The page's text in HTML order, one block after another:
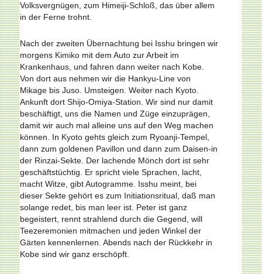
Volksvergnügen, zum Himeiji-Schloß, das über allem
in der Ferne trohnt.
Nach der zweiten Übernachtung bei Isshu bringen wir
morgens Kimiko mit dem Auto zur Arbeit im
Krankenhaus, und fahren dann weiter nach Kobe.
Von dort aus nehmen wir die Hankyu-Line von
Mikage bis Juso. Umsteigen. Weiter nach Kyoto.
Ankunft dort Shijo-Omiya-Station. Wir sind nur damit
beschäftigt, uns die Namen und Züge einzuprägen,
damit wir auch mal alleine uns auf den Weg machen
können. In Kyoto gehts gleich zum Ryoanji-Tempel,
dann zum goldenen Pavillon und dann zum Daisen-in
der Rinzai-Sekte. Der lachende Mönch dort ist sehr
geschäftstüchtig. Er spricht viele Sprachen, lacht,
macht Witze, gibt Autogramme. Isshu meint, bei
dieser Sekte gehört es zum Initiationsritual, daß man
solange redet, bis man leer ist. Peter ist ganz
begeistert, rennt strahlend durch die Gegend, will
Teezeremonien mitmachen und jeden Winkel der
Gärten kennenlernen. Abends nach der Rückkehr in
Kobe sind wir ganz erschöpft.